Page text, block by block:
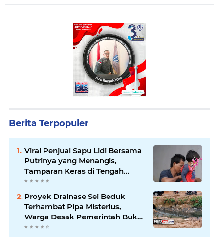
Berita Terpopuler
Viral Penjual Sapu Lidi Bersama
Putrinya yang Menangis,
Tamparan Keras di Tengah
Maraknya Korupsi
Proyek Drainase Sei Beduk
Terhambat Pipa Misterius,
Warga Desak Pemerintah Buka
Hasil Uji Sampel Air